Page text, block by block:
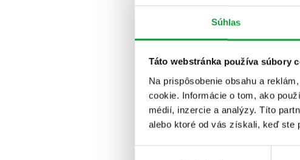
Súhlas
Táto webstránka používa súbory
Na prispôsobenie obsahu a
cookie. Informácie o tom, ako
médií, inzercie a analýzy. Títo
alebo ktoré od vás získali, keď ste